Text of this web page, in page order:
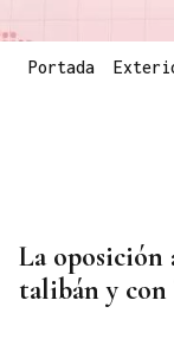
Portada
La oposición
talibán y